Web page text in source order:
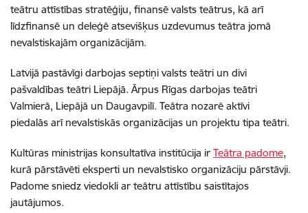
teātru attīstības stratēģiju, finansē valsts teātrus, kā arī
līdzfinansē un deleģē atsevišķus uzdevumus teātra jomā
nevalstiskajām organizācijām.
Latvijā pastāvīgi darbojas septiņi valsts teātri un divi
pašvaldības teātri Liepājā. Ārpus Rīgas darbojas teātri
Valmierā, Liepājā un Daugavpilī. Teātra nozarē aktīvi
piedalās arī nevalstiskās organizācijas un projektu tipa teātri.
Kultūras ministrijas konsultatīva institūcija ir Teātra padome,
kurā pārstāvēti eksperti un nevalstisko organizāciju pārstāvji.
Padome sniedz viedokli ar teātru attīstību saistītajos
jautājumos.